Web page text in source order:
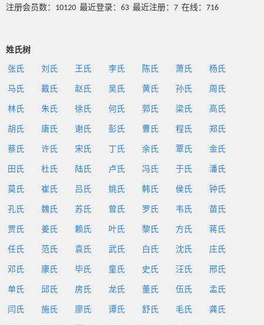
注册会员数：10120 最近登录：63 最近注册：7 在线：716
姓氏树
张氏 刘氏 王氏 李氏 陈氏 萧氏 杨氏
马氏 戴氏 赵氏 吴氏 黄氏 孙氏 周氏
林氏 朱氏 徐氏 何氏 郭氏 梁氏 高氏
胡氏 唐氏 谢氏 彭氏 曹氏 程氏 郑氏
蔡氏 许氏 宋氏 丁氏 余氏 覃氏 金氏
田氏 杜氏 陆氏 卢氏 冯氏 于氏 潘氏
莫氏 崔氏 吕氏 姚氏 韩氏 侯氏 钟氏
孔氏 魏氏 苏氏 曾氏 罗氏 韦氏 苗氏
贾氏 姜氏 赖氏 叶氏 黎氏 方氏 蒋氏
任氏 范氏 袁氏 武氏 白氏 沈氏 庄氏
邓氏 康氏 毕氏 童氏 史氏 汪氏 邢氏
单氏 邱氏 房氏 龙氏 董氏 伍氏 孟氏
闫氏 施氏 廖氏 谭氏 舒氏 毛氏 龚氏